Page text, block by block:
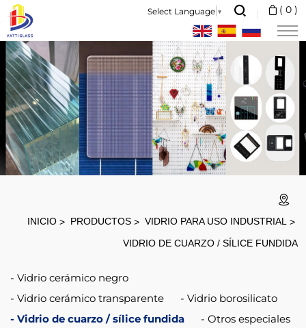
Select Language ▼ ( 0 )
Placa
de
vidrio
de
cuarzo
fundido
óptico
UCC
de
alta
pureza
INICIO PRODUCTOS
VIDRIO PARA USO INDUSTRIAL
VIDRIO DE CUARZO / SÍLICE FUNDIDA
Vidrio cerámico negro
Vidrio cerámico transparente
Vidrio borosilicato
Vidrio de cuarzo / sílice fundida
Otros especiales